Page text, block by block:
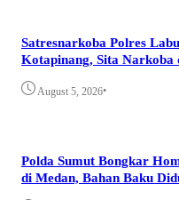
Satresnarkoba Polres
Kotapinang, Sita
August 5, 2026•
Polda Sumut Bongkar
di Medan, Bahan Baku